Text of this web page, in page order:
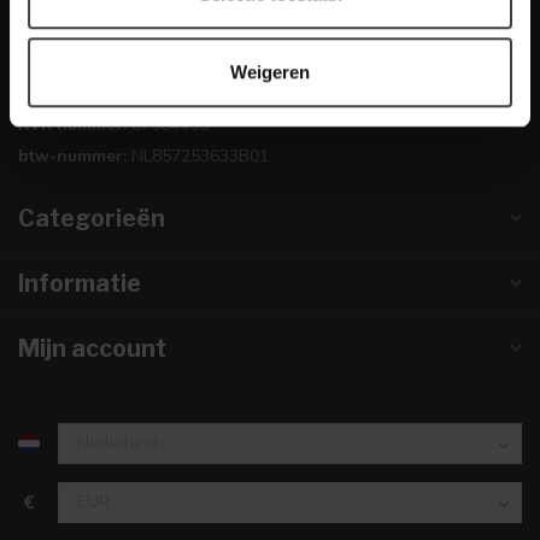
Weigeren
info@dewoonwinkel.nl
KVK nummer:67984495
btw-nummer: NL857253633B01
Categorieën
Informatie
Mijn account
€